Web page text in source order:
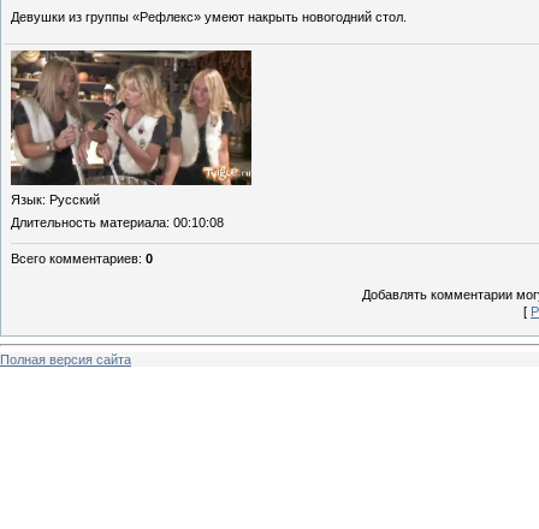
Девушки из группы «Рефлекс» умеют накрыть новогодний стол.
Язык: Русский
Длительность материала: 00:10:08
Всего комментариев: 0
Добавлять комментарии
[
Полная версия сайта